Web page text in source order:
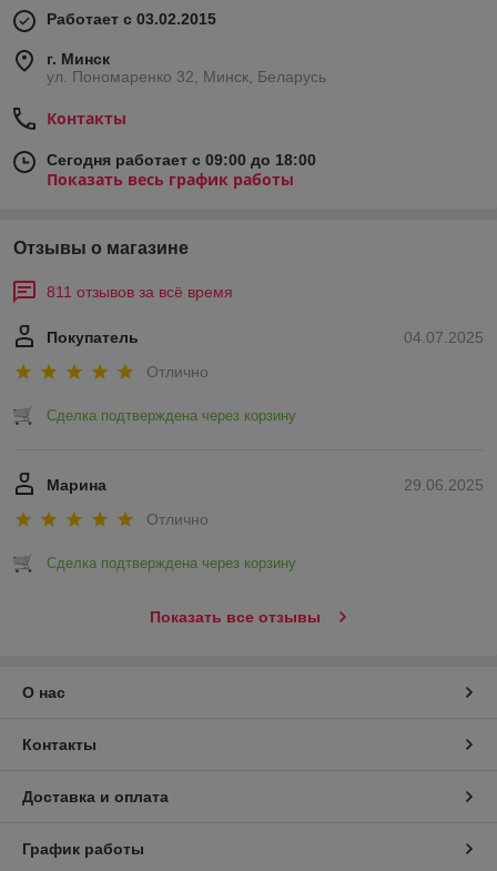
Работает с 03.02.2015
г. Минск
ул. Пономаренко 32, Минск, Беларусь
Контакты
Сегодня работает с 09:00 до 18:00
Показать весь график работы
Отзывы о магазине
811 отзывов за всё время
04.07.2025
Покупатель
Отлично
Сделка подтверждена через корзину
29.06.2025
Марина
Отлично
Сделка подтверждена через корзину
Показать все отзывы
О нас
Контакты
Доставка и оплата
График работы